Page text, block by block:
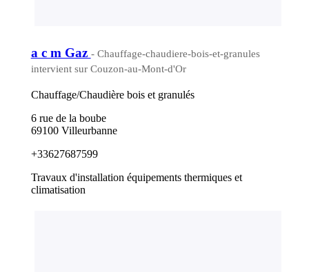
a c m Gaz - Chauffage-chaudiere-bois-et-granules
intervient sur Couzon-au-Mont-d'Or
Chauffage/Chaudière bois et granulés
6 rue de la boube
69100 Villeurbanne
+33627687599
Travaux d'installation équipements thermiques et
climatisation